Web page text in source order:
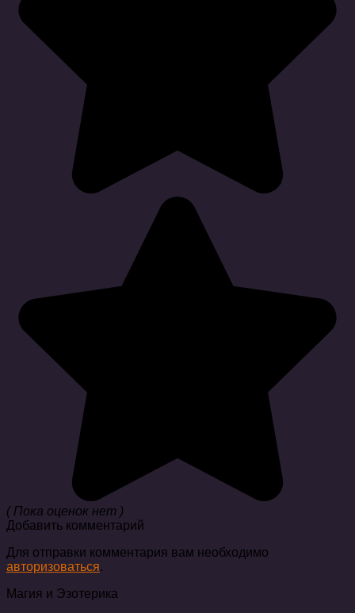
( Пока оценок нет )
Добавить комментарий
Для отправки комментария вам необходимо
авторизоваться.
Магия и Эзотерика